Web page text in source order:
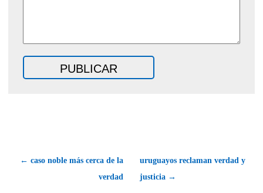
← caso noble más cerca de la
verdad
uruguayos reclaman verdad y
justicia →